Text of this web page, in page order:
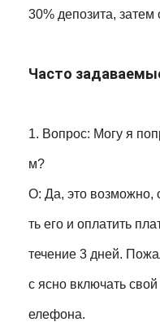
30% депозита, затем
Часто
1. Вопрос: Могу я
м?
О: Да, это возможно,
ть его и оплатить
течение 3 дней.
с ясно включать
елефона.